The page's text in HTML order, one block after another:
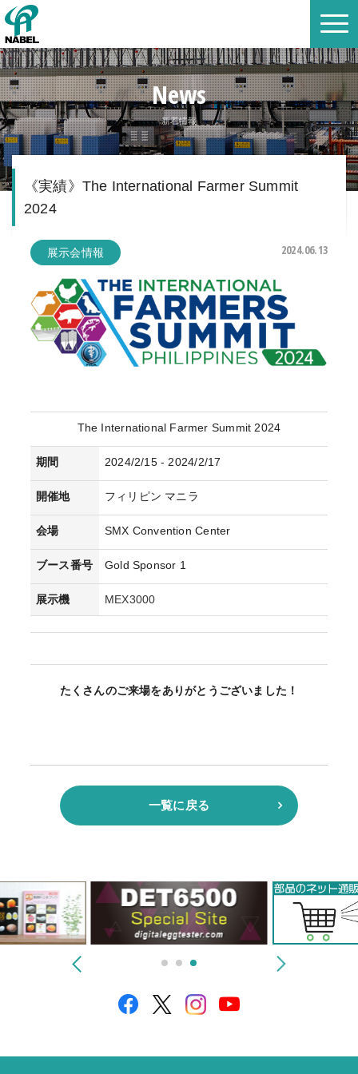
News
新着情報
《実績》The International Farmer Summit
2024
展示会情報 2024.06.13
The International Farmer Summit 2024
期間 2024/2/15 - 2024/2/17
開催地 フィリピン マニラ
会場 SMX Convention Center
ブース番号 Gold Sponsor 1
展示機 MEX3000
たくさんのご来場をありがとうございました！
一覧に戻る